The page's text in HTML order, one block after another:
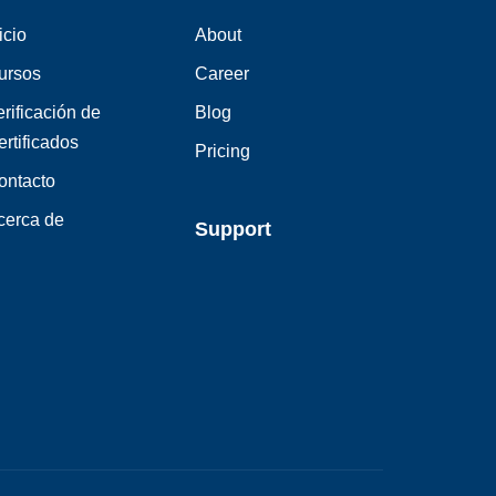
de
de
About
Career
Blog
Pricing
Support